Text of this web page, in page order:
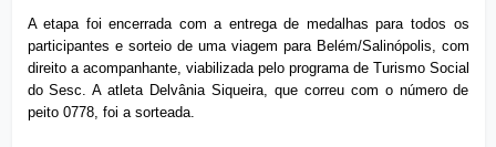
A etapa foi encerrada com a entrega de medalhas para todos os
participantes e sorteio de uma viagem para Belém/Salinópolis, com
direito a acompanhante, viabilizada pelo programa de Turismo Social
do Sesc. A atleta Delvânia Siqueira, que correu com o número de
peito 0778, foi a sorteada.